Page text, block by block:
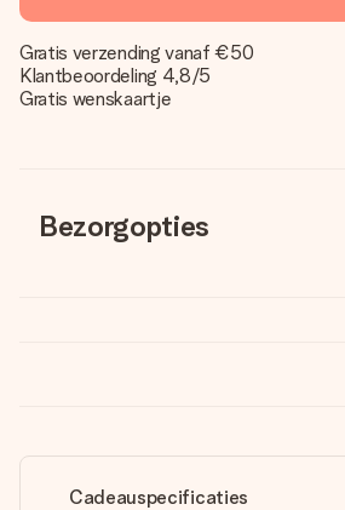
Gratis verzending vanaf €50
Klantbeoordeling 4,8/5
Gratis wenskaartje
Bezorgopties
Cadeauspecificaties